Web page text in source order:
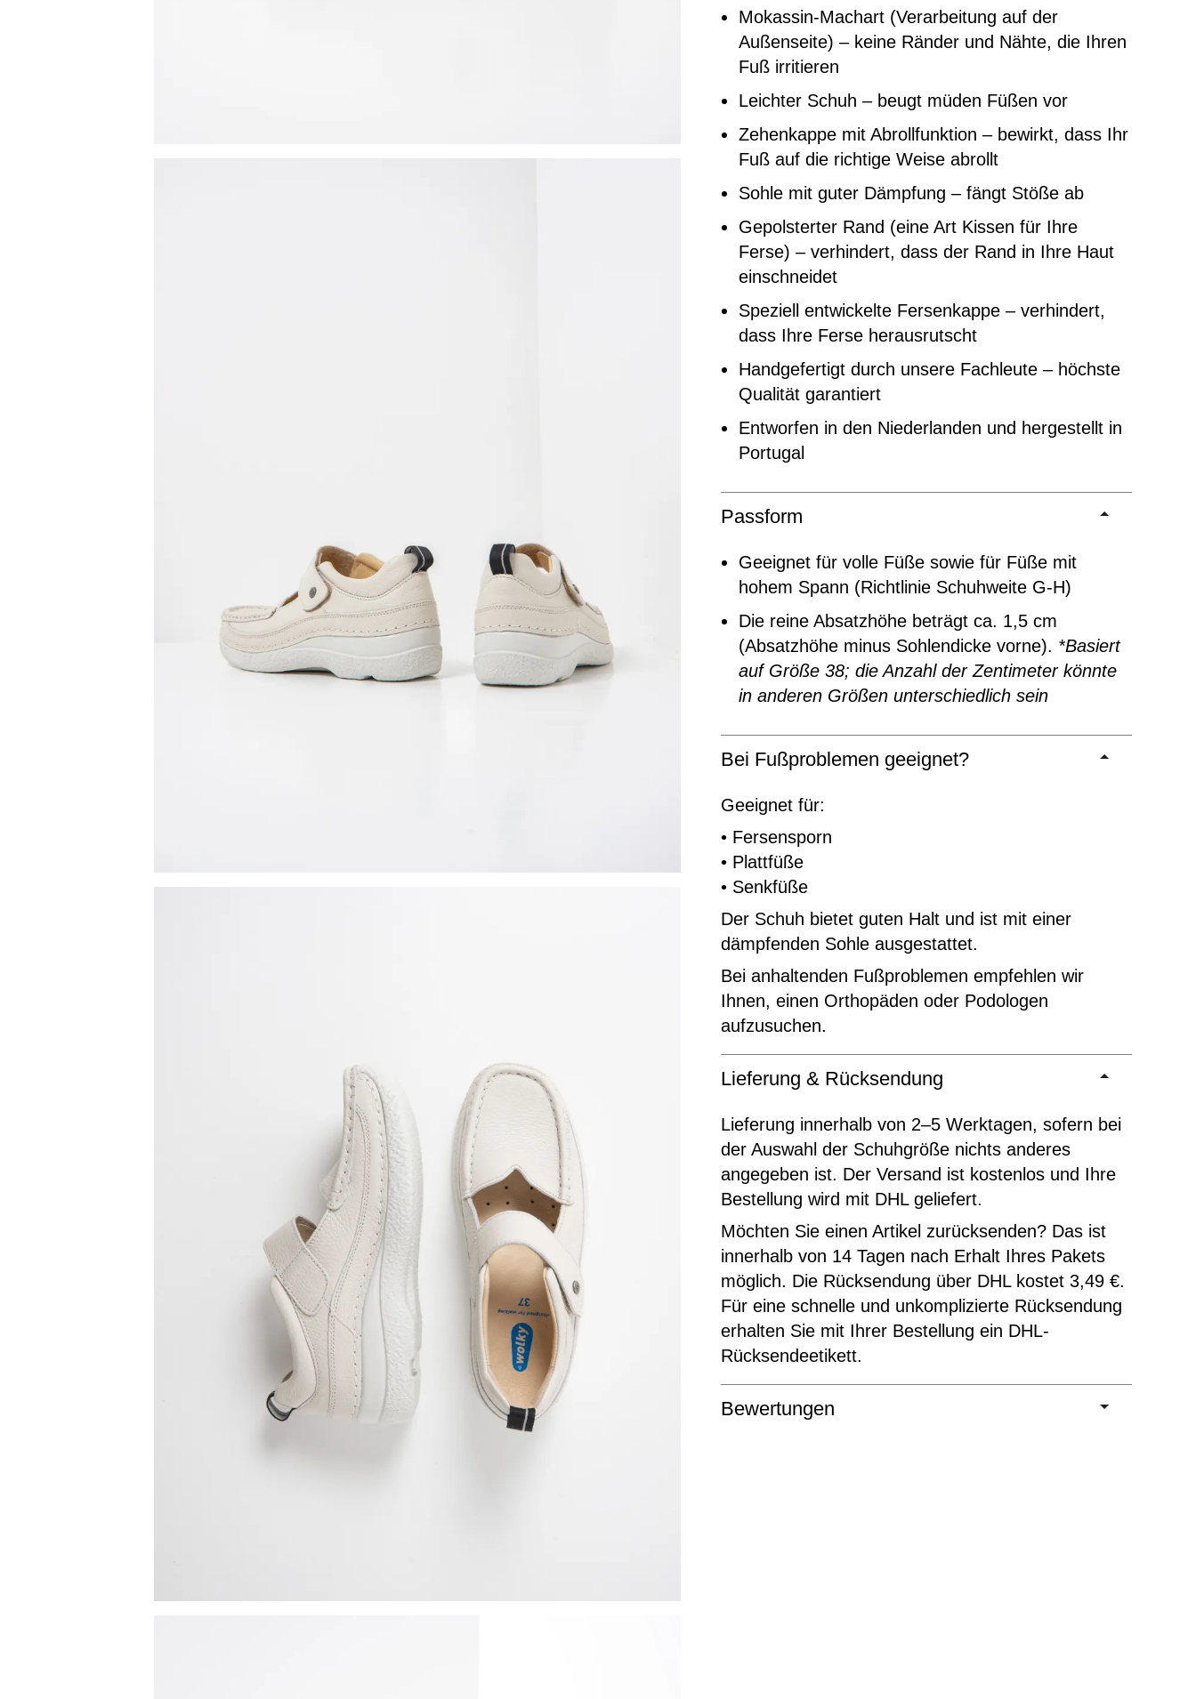
Mokassin-Machart (Verarbeitung auf der
Außenseite) – keine Ränder und Nähte, die Ihren
Fuß irritieren
Leichter Schuh – beugt müden Füßen vor
Zehenkappe mit Abrollfunktion – bewirkt, dass Ihr
Fuß auf die richtige Weise abrollt
Sohle mit guter Dämpfung – fängt Stöße ab
Gepolsterter Rand (eine Art Kissen für Ihre
Ferse) – verhindert, dass der Rand in Ihre Haut
einschneidet
Speziell entwickelte Fersenkappe – verhindert,
dass Ihre Ferse herausrutscht
Handgefertigt durch unsere Fachleute – höchste
Qualität garantiert
Entworfen in den Niederlanden und hergestellt in
Portugal
Passform
Geeignet für volle Füße sowie für Füße mit
hohem Spann (Richtlinie Schuhweite G-H)
Die reine Absatzhöhe beträgt ca. 1,5 cm
(Absatzhöhe minus Sohlendicke vorne). *Basiert
auf Größe 38; die Anzahl der Zentimeter könnte
in anderen Größen unterschiedlich sein
Bei Fußproblemen geeignet?
Geeignet für:
• Fersensporn
• Plattfüße
• Senkfüße
Der Schuh bietet guten Halt und ist mit einer
dämpfenden Sohle ausgestattet.
Bei anhaltenden Fußproblemen empfehlen wir
Ihnen, einen Orthopäden oder Podologen
aufzusuchen.
Lieferung & Rücksendung
Lieferung innerhalb von 2–5 Werktagen, sofern bei
der Auswahl der Schuhgröße nichts anderes
angegeben ist. Der Versand ist kostenlos und Ihre
Bestellung wird mit DHL geliefert.
Möchten Sie einen Artikel zurücksenden? Das ist
innerhalb von 14 Tagen nach Erhalt Ihres Pakets
möglich. Die Rücksendung über DHL kostet 3,49 €.
Für eine schnelle und unkomplizierte Rücksendung
erhalten Sie mit Ihrer Bestellung ein DHL-
Rücksendeetikett.
Bewertungen